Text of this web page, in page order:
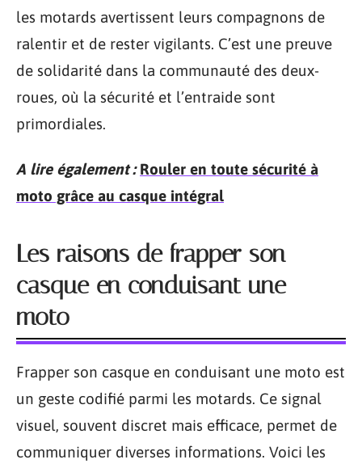
les motards avertissent leurs compagnons de
ralentir et de rester vigilants. C’est une preuve
de solidarité dans la communauté des deux-
roues, où la sécurité et l’entraide sont
primordiales.
A lire également : Rouler en toute sécurité à
moto grâce au casque intégral
Les raisons de frapper son
casque en conduisant une
moto
Frapper son casque en conduisant une moto est
un geste codifié parmi les motards. Ce signal
visuel, souvent discret mais efficace, permet de
communiquer diverses informations. Voici les